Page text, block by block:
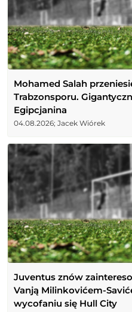
Mohamed Salah
Trabzonsporu.
Egipcjanina
04.08.2026; Jacek Wiórek
Juventus znów
Vanją Milinkovićem-
wycofaniu się Hull City